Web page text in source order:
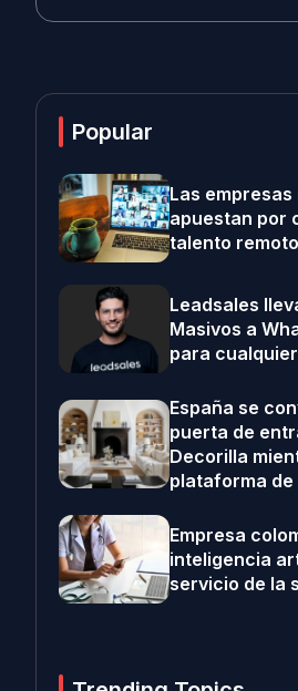
Popular
Las
apuestan por
talento remoto
Leadsales
Masivos a
para
España se
puerta de
Decorilla
plataforma de
Empresa
inteligencia
servicio de la